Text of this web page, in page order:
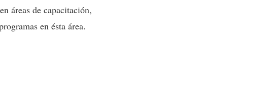
áreas de capacitación,
en ésta área.